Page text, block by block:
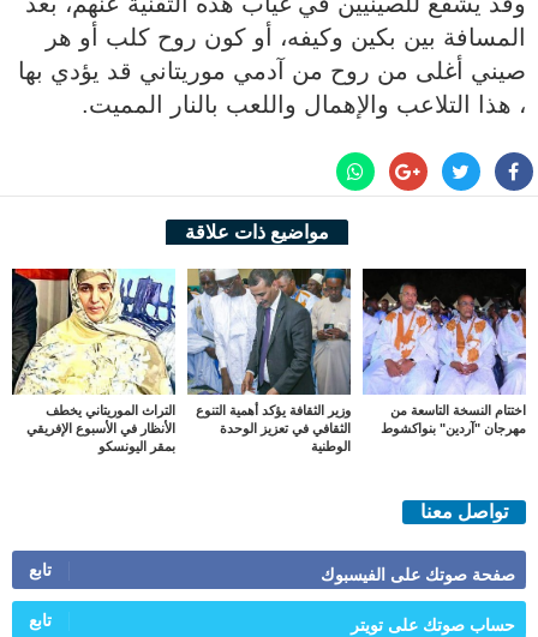
المسافة بين بكين وكيفه، أو كون روح كلب أو هر
صيني أغلى من روح من آدمي موريتاني قد يؤدي بها
، هذا التلاعب والإهمال واللعب بالنار المميت.
مواضيع ذات علاقة
اختتام النسخة التاسعة من
مهرجان "آردين" بنواكشوط
وزير الثقافة يؤكد أهمية التنوع
الثقافي في تعزيز الوحدة
الوطنية
التراث الموريتاني يخطف
الأنظار في الأسبوع الإفريقي
بمقر اليونسكو
تواصل معنا
صفحة صوتك على الفيسبوك تابع
حساب صوتك على تويتر تابع